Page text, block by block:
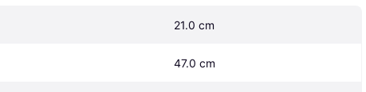
21.0 cm
47.0 cm